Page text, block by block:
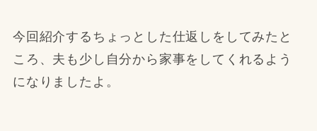
今回紹介するちょっとした仕返しをしてみたと
ころ、夫も少し自分から家事をしてくれるよう
になりましたよ。